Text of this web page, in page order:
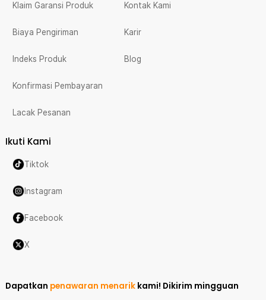
Klaim Garansi Produk
Biaya Pengiriman
Indeks Produk
Konfirmasi Pembayaran
Lacak Pesanan
Kontak Kami
Karir
Blog
Ikuti Kami
Tiktok
Instagram
Facebook
X
Dapatkan penawaran menarik kami! Dikirim mingguan